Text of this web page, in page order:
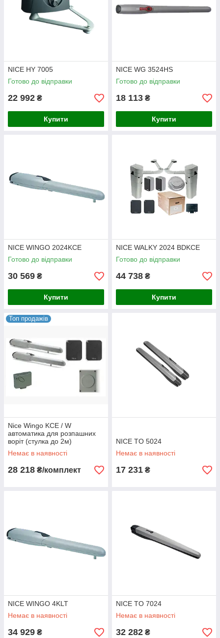
NICE HY 7005
Готово до відправки
22 992 ₴
Купити
NICE WG 3524HS
Готово до відправки
18 113 ₴
Купити
NICE WINGO 2024KCE
Готово до відправки
30 569 ₴
Купити
NICE WALKY 2024 BDKCE
Готово до відправки
44 738 ₴
Купити
Топ продажів
Nice Wingo KCE / W
автоматика для розпашних
воріт (стулка до 2м)
Немає в наявності
28 218 ₴/комплект
NICE TO 5024
Немає в наявності
17 231 ₴
NICE WINGO 4KLT
Немає в наявності
34 929 ₴
NICE TO 7024
Немає в наявності
32 282 ₴